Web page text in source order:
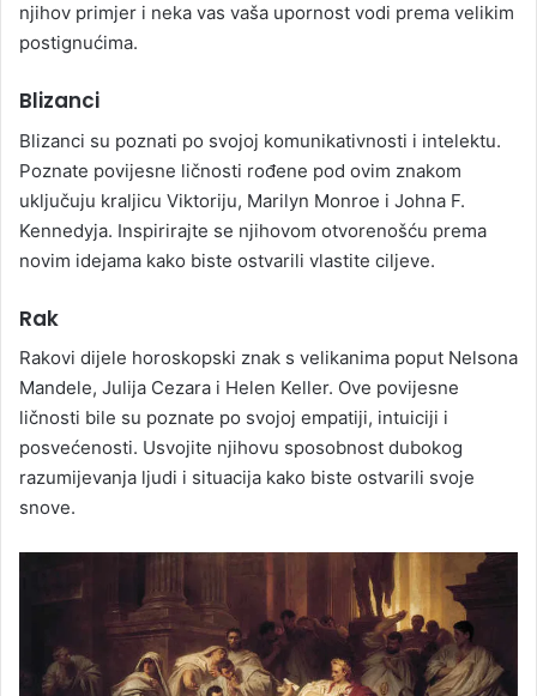
njihov primjer i neka vas vaša upornost vodi prema velikim
postignućima.
Blizanci
Blizanci su poznati po svojoj komunikativnosti i intelektu.
Poznate povijesne ličnosti rođene pod ovim znakom
uključuju kraljicu Viktoriju, Marilyn Monroe i Johna F.
Kennedyja. Inspirirajte se njihovom otvorenošću prema
novim idejama kako biste ostvarili vlastite ciljeve.
Rak
Rakovi dijele horoskopski znak s velikanima poput Nelsona
Mandele, Julija Cezara i Helen Keller. Ove povijesne
ličnosti bile su poznate po svojoj empatiji, intuiciji i
posvećenosti. Usvojite njihovu sposobnost dubokog
razumijevanja ljudi i situacija kako biste ostvarili svoje
snove.